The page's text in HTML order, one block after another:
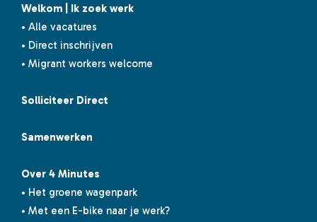
Welkom | Ik zoek werk
• Alle vacatures
• Direct inschrijven
• Migrant workers welcome
Solliciteer Direct
Samenwerken
Over 4 Minutes
• Het groene wagenpark
• Met een E-bike naar je werk?